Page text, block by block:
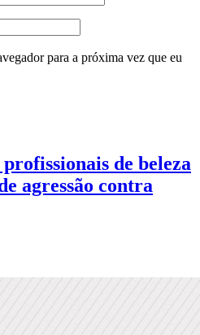
para a próxima vez que eu
de beleza
agressão contra